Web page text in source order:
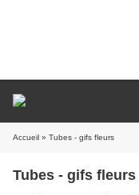
Accueil » Tubes - gifs fleurs
Tubes - gifs fleurs